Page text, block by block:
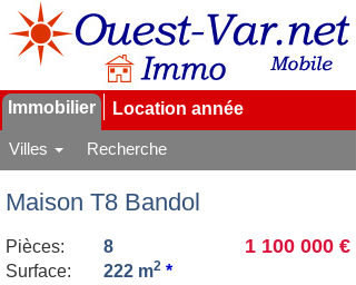
Immobilier Location année
Villes Recherche
Maison T8 Bandol
1 100 000 €
Pièces:
8
Surface:
222 m2 *